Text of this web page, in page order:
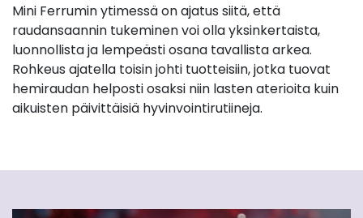
Mini Ferrumin ytimessä on ajatus siitä, että
raudansaannin tukeminen voi olla yksinkertaista,
luonnollista ja lempeästi osana tavallista arkea.
Rohkeus ajatella toisin johti tuotteisiin, jotka tuovat
hemiraudan helposti osaksi niin lasten aterioita kuin
aikuisten päivittäisiä hyvinvointirutiineja.